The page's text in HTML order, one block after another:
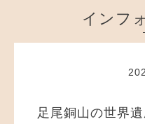
インフ
足尾銅山の世界